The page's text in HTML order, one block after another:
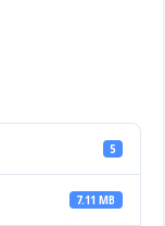
5
7.11 MB